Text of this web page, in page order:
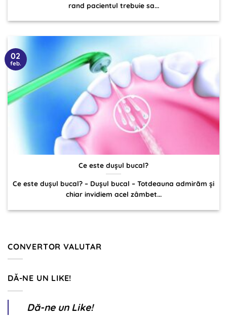
rand pacientul trebuie sa...
Ce este dușul bucal?
Ce este dușul bucal? – Dușul bucal – Totdeauna admirăm și
chiar invidiem acel zâmbet...
02
feb.
CONVERTOR VALUTAR
DĂ-NE UN LIKE!
Dă-ne un Like!